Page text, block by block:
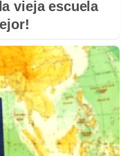
vieja escuela